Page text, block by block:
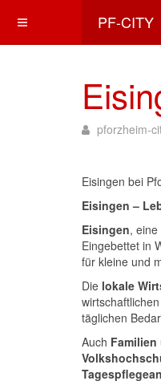
PF-CITY
pforzheim-
Eisingen bei
Eisingen –
Eisingen,
Eingebettet in
für kleine und
Die lokale
täglichen
Auch Familien